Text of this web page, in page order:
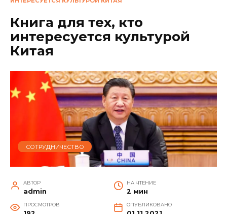
Книга для тех, кто
интересуется культурой
Китая
СОТРУДНИЧЕСТВО
АВТОР
admin
НА ЧТЕНИЕ
2 мин
ПРОСМОТРОВ ОПУБЛИКОВАНО